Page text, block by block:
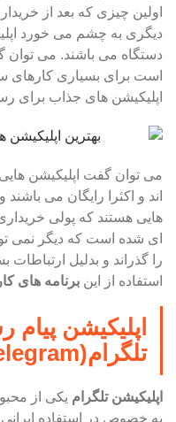
اولین چیزی که بعد از
دیگری به چشم می خورد
دستگاه می باشند. می
است برای بسیاری کارهای
اپلیکیشن های جذاب برای
می توان گفت اپلیکیشن هایی
اند و اکثرا رایگان می باشند
هایی هستند که پولی
ای شده است که دیگر نمی
را گذراند و بدلیل ارتباطات
استفاده از این برنامه های
اپلیکیشن پیام
تلگرام(Telegram)
اپلیکیشن تلگرام یکی از
به خصوص در استفاده